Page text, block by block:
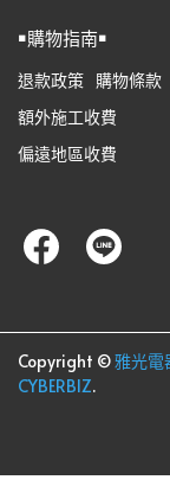
￭購物指南￭
退款政策 購物條款
額外施工收費
偏遠地區收費
Copyright ©雅光電
CYBERBIZ.